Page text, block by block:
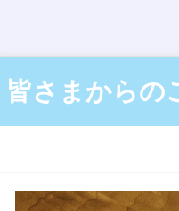
皆さまからの